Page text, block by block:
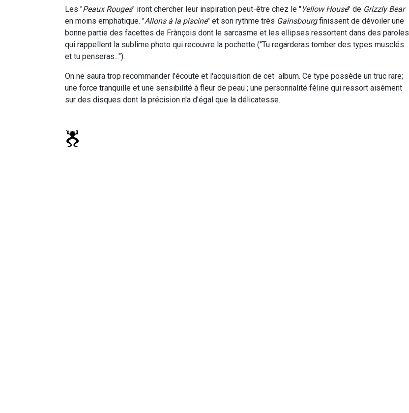
Les "Peaux Rouges" iront chercher leur inspiration peut-être chez le "Yellow House" de Grizzly Bear
en moins emphatique. "Allons à la piscine" et son rythme très Gainsbourgfinissent de dévoiler une
bonne partie des facettes de Frànçois dont le sarcasme et les ellipses ressortent dans des paroles
qui rappellent la sublime photo qui recouvre la pochette ("Tu regarderas tomber des types musclés...
et tu penseras...").
On ne saura trop recommander l'écoute et l'acquisition de cet album. Ce type possède un truc rare;
une force tranquille et une sensibilité à fleur de peau ; une personnalité féline qui ressort aisément
sur des disques dont la précision n'a d'égal que la délicatesse.